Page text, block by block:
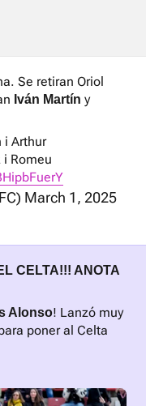
Se retiran Oriol
Iván Martín y
Arthur
Romeu
March 1, 2025
CELTA!!! ANOTA
Alonso! Lanzó muy
poner al Celta